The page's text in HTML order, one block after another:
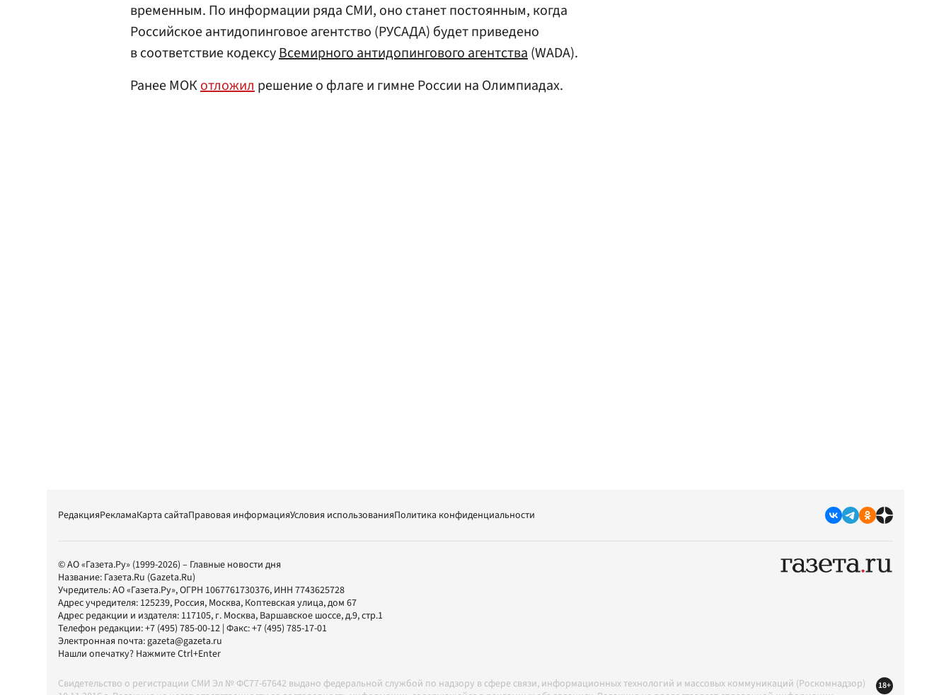
временным. По информации ряда СМИ, оно станет постоянным, когда
Российское антидопинговое агентство (РУСАДА) будет приведено
в соответствие кодексуВсемирного антидопингового агентства(WADA).
Ранее МОКотложилрешение о флаге и гимне России на Олимпиадах.
РедакцияРекламаКарта сайтаПравовая информацияУсловия использованияПолитика конфиденциальности
© АО «Газета.Ру» (1999-2026) – Главные новости дня
Название: Газета.Ru (Gazeta.Ru)
Учредитель:АО «Газета.Ру», ОГРН 1067761730376, ИНН 7743625728
Адрес учредителя: 125239, Россия, Москва, Коптевская улица, дом 67
Адрес редакции и издателя: 117105, г. Москва, Варшавское шоссе, д.9, стр.1
Телефон редакции:+7 (495) 785-00-12 | Факс:+7 (495) 785-17-01
Электронная почта:gazeta@gazeta.ru
Нашли опечатку? Нажмите Ctrl+Enter
Свидетельство о регистрации СМИ Эл № ФС77-67642 выдано федеральной службой по надзору в сфере связи, информационных технологий и массовых коммуникаций (Роскомнадзор)
18+